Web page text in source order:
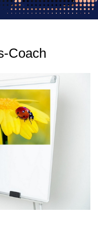
Coach